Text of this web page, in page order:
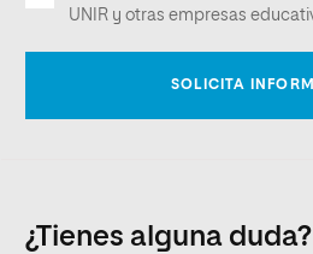
¿Tienes alguna duda?